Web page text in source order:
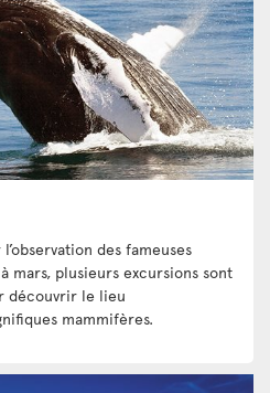
des fameuses
mars, plusieurs excursions sont
découvrir le lieu
mammifères.